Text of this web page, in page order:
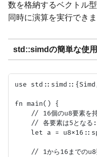
数を格納するベクトル
同時に演算を実行できま
std::simdの簡単な使
use std::simd::{Simd,
fn main() {
// 16個のu8要素を
// 各要素は5とな
let a =
// 1から16までのu8